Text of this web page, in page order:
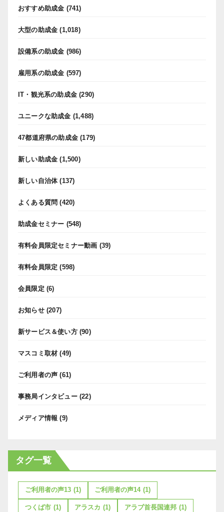
おすすめ助成金 (741)
大型の助成金 (1,018)
設備系の助成金 (986)
雇用系の助成金 (597)
IT・観光系の助成金 (290)
ユニークな助成金 (1,488)
47都道府県の助成金 (179)
新しい助成金 (1,500)
新しい自治体(137)
よくある質問 (420)
助成金セミナー (548)
有料会員限定セミナー動画 (39)
有料会員限定 (598)
会員限定 (6)
お知らせ(207)
新サービス＆使い方(90)
マスコミ取材 (49)
ご利用者の声 (61)
事務局インタビュー(22)
メディア情報 (9)
タグ一覧
ご利用者の声13 (1) ご利用者の声14 (1)
つくば市 (1) アラスカ (1) アラブ首長国連邦 (1)